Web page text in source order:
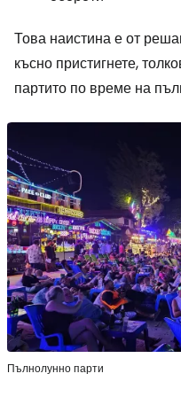
Това наистина е от
късно пристигнете,
партито по време на
Пълнолунно парти